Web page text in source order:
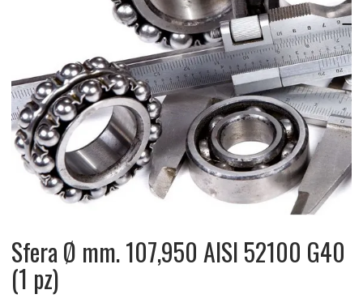
Sfera Ø mm. 107,950 AISI 52100 G40
(1 pz)